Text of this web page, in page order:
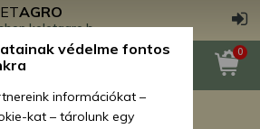
AGRO
0
alkatrészek
alkatrészei
védelme fontos
információkat –
kat – tárolunk egy